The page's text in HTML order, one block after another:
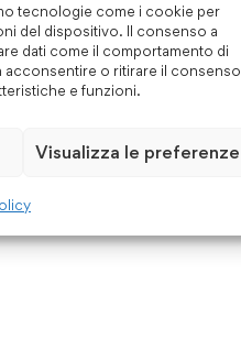
tecnologie come i cookie per
del dispositivo. Il consenso a
dati come il comportamento di
acconsentire o ritirare il consenso
e funzioni.
Visualizza le preferenze